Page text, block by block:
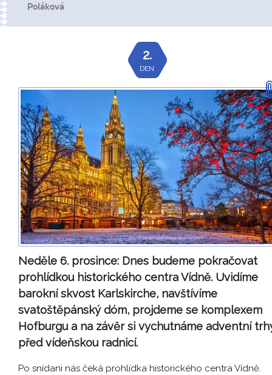
Poláková
2.
DEN
Neděle 6. prosince: Dnes budeme pokračovat
prohlídkou historického centra Vídně. Uvidíme
barokní skvost Karlskirche, navštívíme
svatoštěpánský dóm, projdeme se komplexem
Hofburgu a na závěr si vychutnáme adventní
před vídeňskou radnicí.
Po snídani nás čeká prohlídka historického centra Vídně.